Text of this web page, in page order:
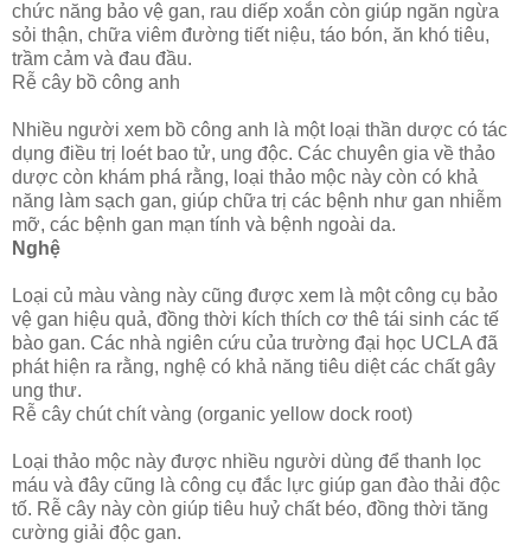
chức năng bảo vệ gan, rau diếp xoắn còn giúp ngăn ngừa
sỏi thận, chữa viêm đường tiết niệu, táo bón, ăn khó tiêu,
trầm cảm và đau đầu.
Rễ cây bồ công anh
Nhiều người xem bồ công anh là một loại thần dược có tác
dụng điều trị loét bao tử, ung độc. Các chuyên gia về thảo
dược còn khám phá rằng, loại thảo mộc này còn có khả
năng làm sạch gan, giúp chữa trị các bệnh như gan nhiễm
mỡ, các bệnh gan mạn tính và bệnh ngoài da.
Nghệ
Loại củ màu vàng này cũng được xem là một công cụ bảo
vệ gan hiệu quả, đồng thời kích thích cơ thê tái sinh các tế
bào gan. Các nhà ngiên cứu của trường đại học UCLA đã
phát hiện ra rằng, nghệ có khả năng tiêu diệt các chất gây
ung thư.
Rễ cây chút chít vàng (organic yellow dock root)
Loại thảo mộc này được nhiều người dùng để thanh lọc
máu và đây cũng là công cụ đắc lực giúp gan đào thải độc
tố. Rễ cây này còn giúp tiêu huỷ chất béo, đồng thời tăng
cường giải độc gan.